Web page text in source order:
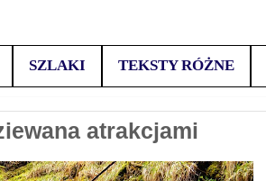
SZLAKI TEKSTY RÓŻNE
atrakcjami